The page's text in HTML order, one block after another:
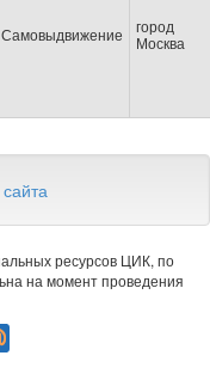
Самовыдвижение
город
Москва
ресурсов ЦИК, по
на момент проведения